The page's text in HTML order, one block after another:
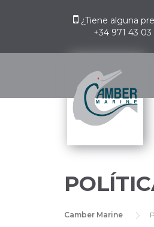
¿Tiene alguna
+34 971 43 03
Camber Marine